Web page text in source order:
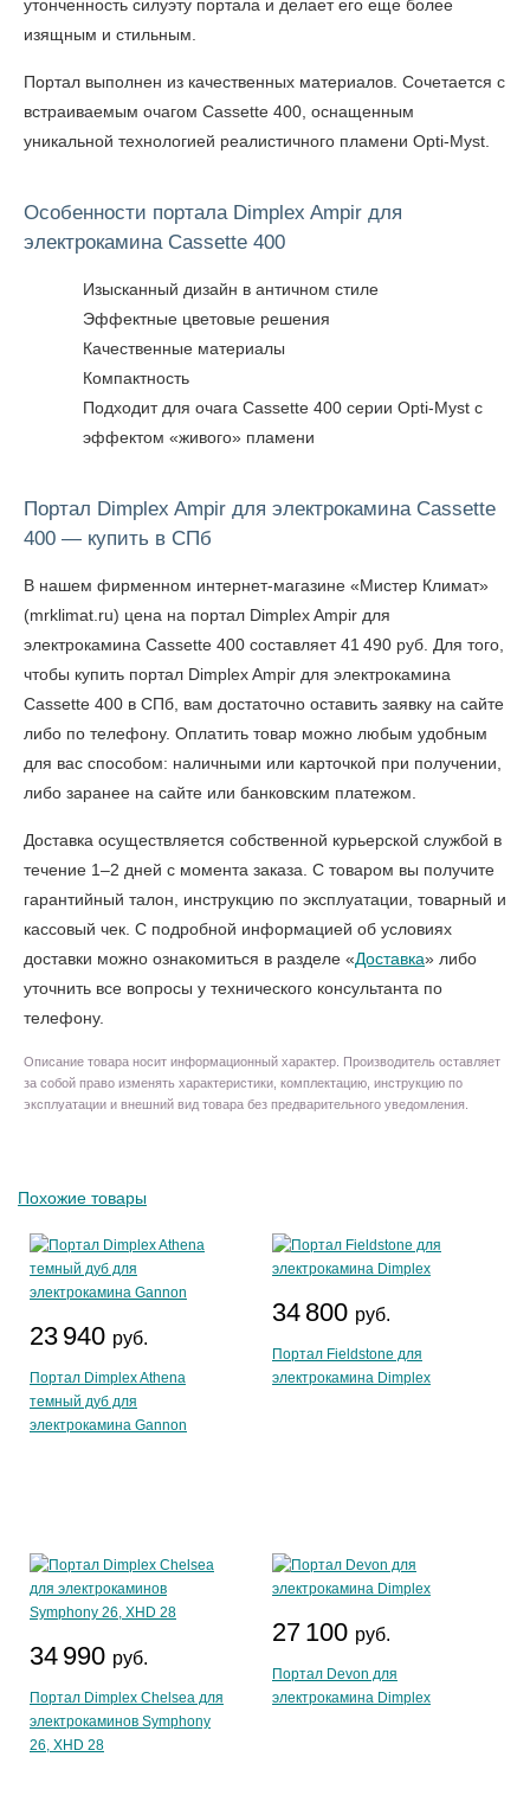
утонченность силуэту портала и делает его еще более
изящным и стильным.
Портал выполнен из качественных материалов. Сочетается с
встраиваемым очагом Cassette 400, оснащенным
уникальной технологией реалистичного пламени Opti-Myst.
Особенности портала Dimplex Ampir для
электрокамина Cassette 400
Изысканный дизайн в античном стиле
Эффектные цветовые решения
Качественные материалы
Компактность
Подходит для очага Cassette 400 серии Opti-Myst с
эффектом «живого» пламени
Портал Dimplex Ampir для электрокамина Cassette
400 — купить в СПб
В нашем фирменном интернет-магазине «Мистер Климат»
(mrklimat.ru) цена на портал Dimplex Ampir для
электрокамина Cassette 400 составляет 41 490 руб. Для того,
чтобы купить портал Dimplex Ampir для электрокамина
Cassette 400 в СПб , вам достаточно оставить заявку на сайте
либо по телефону. Оплатить товар можно любым удобным
для вас способом: наличными или карточкой при получении,
либо заранее на сайте или банковским платежом.
Доставка осуществляется собственной курьерской службой в
течение 1–2 дней с момента заказа. С товаром вы получите
гарантийный талон, инструкцию по эксплуатации, товарный и
кассовый чек. С подробной информацией об условиях
доставки можно ознакомиться в разделе «Доставка» либо
уточнить все вопросы у технического консультанта по
телефону.
Описание товара носит информационный характер. Производитель оставляет
за собой право изменять характеристики, комплектацию, инструкцию по
эксплуатации и внешний вид товара без предварительного уведомления.
Похожие товары
23 940 руб.
Портал Dimplex Athena
темный дуб для
электрокамина Gannon
34 800 руб.
Портал Fieldstone для
электрокамина Dimplex
34 990 руб.
Портал Dimplex Chelsea для
электрокаминов Symphony
26, XHD 28
27 100 руб.
Портал Devon для
электрокамина Dimplex